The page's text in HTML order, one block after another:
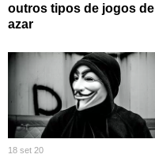
outros tipos de jogos de
azar
18 set 20